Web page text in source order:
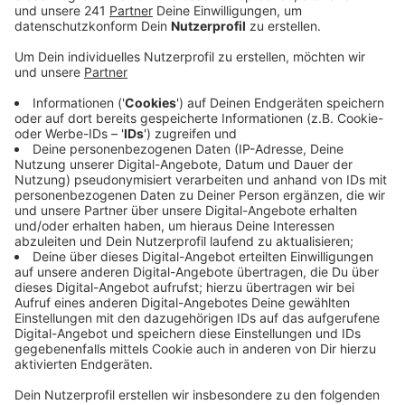
einstellen.
Für den Ausbau der Strecke zwischen Köln und
Düsseldorf baut die Bahn in Leverkusen ein
zusätzliches S-Bahn-Gleis. Deswegen muss sie in
unserer Stadt neun Brücken und Unterführungen
verbreitern. Bisher sei das auf dem Willy-Brandt-Ring
ohne Vollsperrung möglich gewesen. Für den Aufbau
eines Gerüstet seien von heute bis Freitag aber
mehrstündige Vollsperrungen nötig, sagte ein
Bahnsprecher. Konkret gehe es um die Zeit zwischen
22 Uhr und 5 Uhr und den Abschnitt zwischen
Autobahn und Chempark. Für April kündigt die Bahn
bereits die nächste Vollsperrung an. Dann wird ein Teil